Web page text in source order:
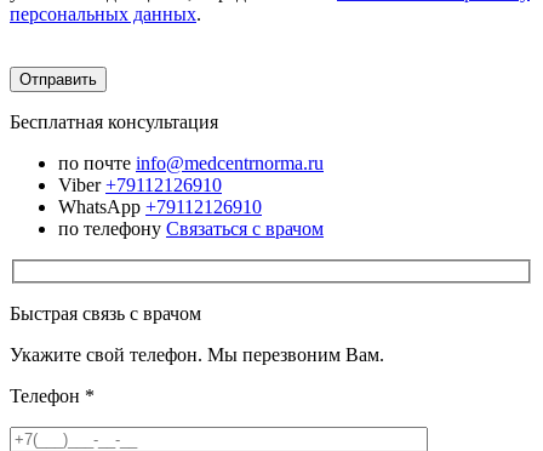
персональных данных.
Бесплатная консультация
по почте info@medcentrnorma.ru
Viber +79112126910
WhatsApp +79112126910
по телефону Связаться с врачом
Быстрая связь с врачом
Укажите свой телефон. Мы перезвоним Вам.
Телефон *